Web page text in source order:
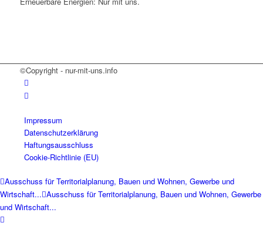
©Copyright - nur-mit-uns.info
Impressum
Datenschutzerklärung
Haftungsausschluss
Cookie-Richtlinie (EU)
Ausschuss für Territorialplanung, Bauen und Wohnen, Gewerbe und
Wirtschaft... Ausschuss für Territorialplanung, Bauen und Wohnen, Gewerbe
und Wirtschaft...